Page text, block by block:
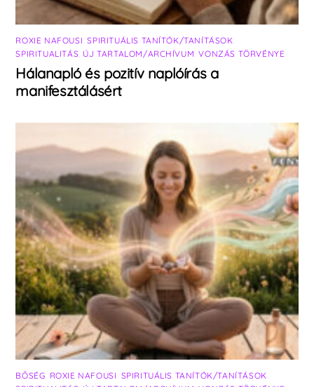
ROXIE NAFOUSI ,SPIRITUÁLIS TANÍTÓK/TANÍTÁSOK
SPIRITUALITÁS ÚJ TARTALOM/ARCHÍVUM ,VONZÁS TÖRVÉNYE
Hálanapló és pozitív naplóírás a
manifesztálásért
BŐSÉG ROXIE NAFOUSI SPIRITUÁLIS TANÍTÓK/TANÍTÁSOK